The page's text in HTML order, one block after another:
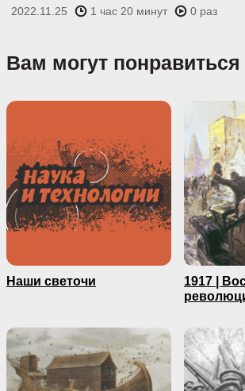
2022.11.25 1 час 20 минут 0 раз
Вам могут понравиться
Наши светочи
1917 |